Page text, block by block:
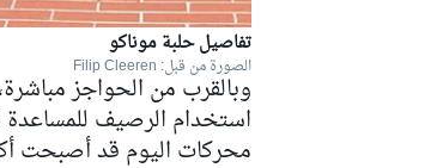
رالي
تفاصيل حلبة موناكو
الصورة من قبل: Filip Cleeren
وبالقرب من الحواجز
استخدام الرصيف للمساعدة
محركات اليوم قد أصبحت